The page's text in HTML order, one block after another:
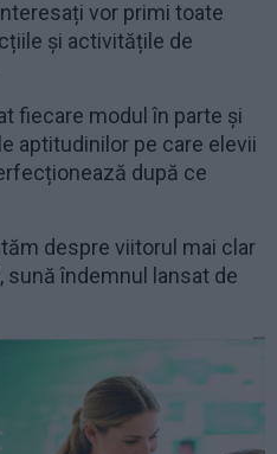
vor primi toate
și activitățile de
fiecare modul în parte și
aptitudinilor pe care elevii
după ce
despre viitorul mai clar
sună îndemnul lansat de